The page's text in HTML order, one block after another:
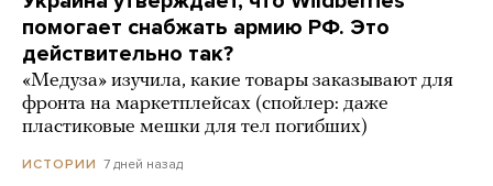
помогает снабжать армию РФ. Это
действительно так?
«Медуза» изучила, какие товары заказывают для
фронта на маркетплейсах (спойлер: даже
пластиковые мешки для тел погибших)
ИСТОРИИ 7 дней назад